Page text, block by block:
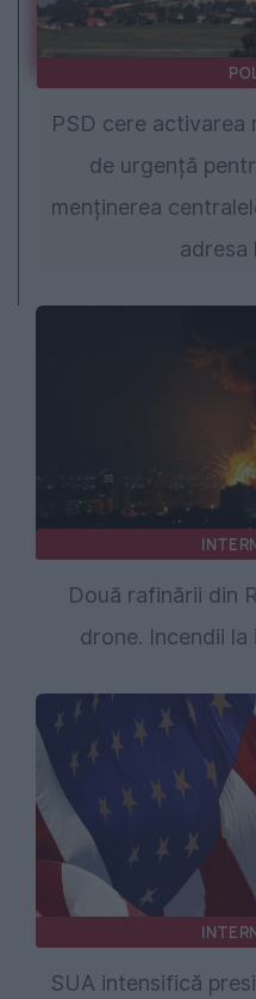
PSD cere activarea
de urgență
menținerea
adresa
Două rafinării din
drone. Incendii
SUA intensifică